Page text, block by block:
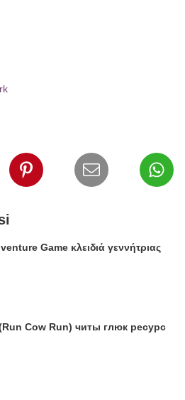
Game κλειδιά γεννήτριας
Cow Run) читы глюк ресурс